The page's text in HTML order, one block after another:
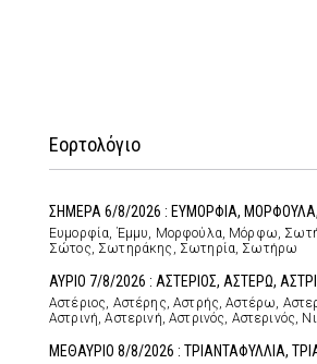
Εορτολόγιο
ΣΗΜΕΡΑ 6/8/2026 : ΕΥΜΟΡΦΙΑ,
Ευμορφία, Έμμυ, Μορφούλα, Μόρφω,
Σώτος, Σωτηράκης, Σωτηρία, Σωτήρω
ΑΥΡΙΟ 7/8/2026 : ΑΣΤΕΡΙΟΣ, ΑΣΤΕΡΩ,
Αστέριος, Αστέρης, Αστρής, Αστέρω,
Αστρινή, Αστερινή, Αστρινός, Αστερινός,
ΜΕΘΑΥΡΙΟ 8/8/2026 : ΤΡΙΑΝΤΑΦΥΛΛΙΑ,